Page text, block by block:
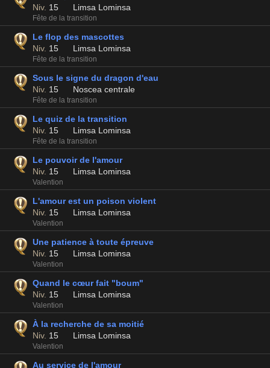
Niv. 15 Limsa Lominsa
Fête de la transition
Le flop des mascottes
Niv. 15 Limsa Lominsa
Fête de la transition
Sous le signe du dragon d'eau
Niv. 15 Noscea centrale
Fête de la transition
Le quiz de la transition
Niv. 15 Limsa Lominsa
Fête de la transition
Le pouvoir de l'amour
Niv. 15 Limsa Lominsa
Valention
L'amour est un poison violent
Niv. 15 Limsa Lominsa
Valention
Une patience à toute épreuve
Niv. 15 Limsa Lominsa
Valention
Quand le cœur fait "boum"
Niv. 15 Limsa Lominsa
Valention
À la recherche de sa moitié
Niv. 15 Limsa Lominsa
Valention
Au service de l'amour